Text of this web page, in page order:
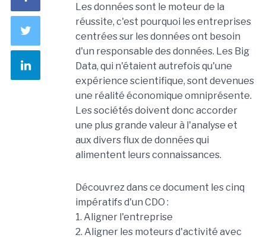
Les données sont le moteur de la
réussite, c'est pourquoi les entreprises
centrées sur les données ont besoin
d'un responsable des données. Les Big
Data, qui n'étaient autrefois qu'une
expérience scientifique, sont devenues
une réalité économique omniprésente.
Les sociétés doivent donc accorder
une plus grande valeur à l'analyse et
aux divers flux de données qui
alimentent leurs connaissances.
Découvrez dans ce document les cinq
impératifs d'un CDO :
1. Aligner l'entreprise
2. Aligner les moteurs d'activité avec